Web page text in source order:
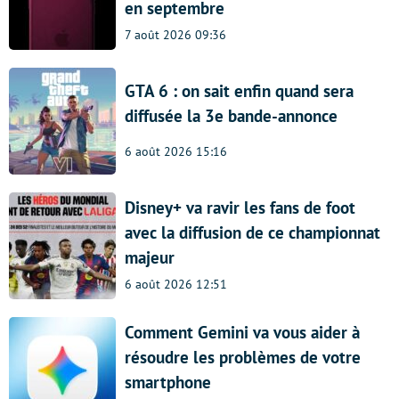
en septembre
7 août 2026 09:36
GTA 6 : on sait enfin quand sera
diffusée la 3e bande-annonce
6 août 2026 15:16
Disney+ va ravir les fans de foot
avec la diffusion de ce championnat
majeur
6 août 2026 12:51
Comment Gemini va vous aider à
résoudre les problèmes de votre
smartphone